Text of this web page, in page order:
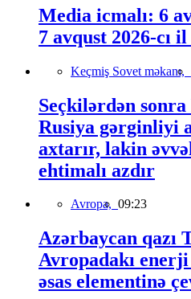
Media icmalı: 6
7 avqust 2026-cı
Keçmiş Sovet məkanı,
Seçkilərdən
Rusiya gərginliyi
axtarır, lakin
ehtimalı azdır
Avropa, 09:23
Azərbaycan qazı
Avropadakı
əsas elementinə